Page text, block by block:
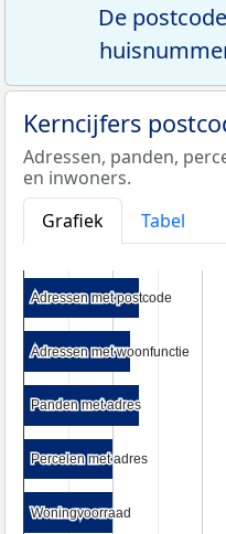
De
Kerncijfers
Adressen, panden,
en inwoners.
Grafiek
Tabel
Adressen met postcode
Adressen met postcode
Adressen met woonfunctie
Adressen met woonfunctie
Panden met adres
Panden met adres
Percelen met adres
Percelen met adres
Woningvoorraad
Woningvoorraad